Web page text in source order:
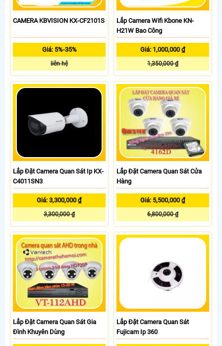
CAMERA KBVISION KX-CF2101S
Giá: 5%-35%
liên hệ
Lắp Camera Wifi Kbone KN-
H21W Bao Công
Giá: 1,000,000 ₫
1,350,000 ₫
Lắp Đặt Camera Quan Sát Ip KX-
C4011SN3
Giá: 3,300,000 ₫
3,300,000 ₫
Lắp Đặt Camera Quan Sát Cửa
Hàng
Giá: 5,500,000 ₫
6,800,000 ₫
Lắp Đặt Camera Quan Sát Gia
Đình Khuyên Dùng
Lắp Đặt Camera Quan Sát
Fujicam Ip 360